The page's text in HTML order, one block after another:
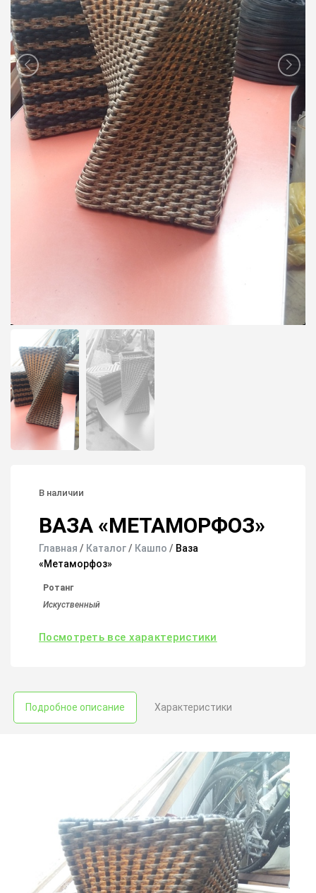
В наличии
ВАЗА «МЕТАМОРФОЗ»
Главная / Каталог/ Кашпо / Ваза
«Метаморфоз»
Ротанг
Искуственный
Посмотреть все характеристики
Подробное описание Характеристики